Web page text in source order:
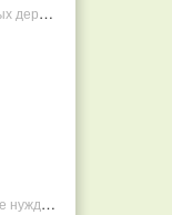
Товарищи, это РАЗВОД! Почему малиновых деревьев не бывает, или Как ушлые продавцы наживаются на мечтах садоводов
Горжусь тем, что моя семья круглый год не нуждается в покупных витаминах